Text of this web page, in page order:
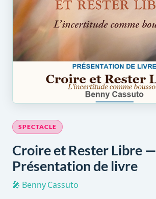
SPECTACLE
Croire et Rester Libre —
Présentation de livre
🎤 Benny Cassuto